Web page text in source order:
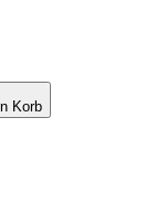
Korb